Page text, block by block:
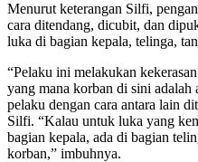
Menurut keterangan Silfi,
cara ditendang, dicubit, dan
luka di bagian kepala, telinga,
“Pelaku ini melakukan
yang mana korban di sini adalah
pelaku dengan cara antara lain
Silfi. “Kalau untuk luka yang
bagian kepala, ada di bagian
korban,” imbuhnya.